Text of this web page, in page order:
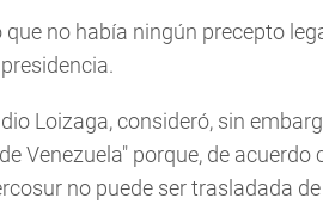
no había ningún precepto
Loizaga, consideró, sin
Venezuela" porque, de acuerdo
no puede ser trasladada